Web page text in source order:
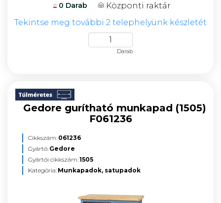
0 Darab
Központi raktár
Tekintse meg további 2 telephelyünk készletét
Darab
Gedore gurítható munkapad (1505)
F061236
Cikkszám: 061236
Gyártó: Gedore
Gyártói cikkszám:1505
Kategória: Munkapadok, satupadok